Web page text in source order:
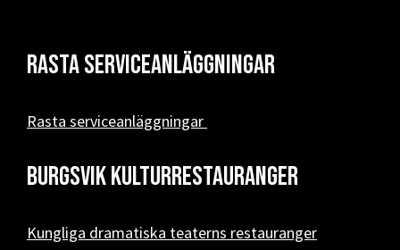
Rasta serviceanläggningar
Rasta serviceanläggningar
Burgsvik kulturrestauranger
Kungliga dramatiska teaterns restauranger